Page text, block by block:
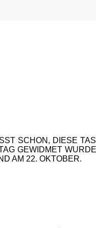
SCHON, DIESE
GEWIDMET
AM 22. OKTOBER.